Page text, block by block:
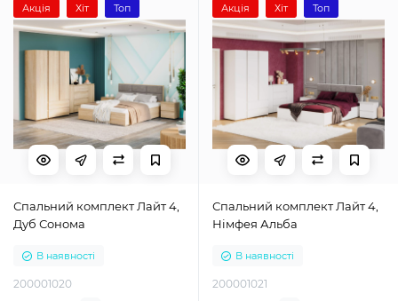
Акція Хіт Топ
Спальний комплект Лайт 4,
Дуб Сонома
В наявності
200001020
Акція Хіт Топ
Спальний комплект Лайт 4,
Німфея Альба
В наявності
200001021